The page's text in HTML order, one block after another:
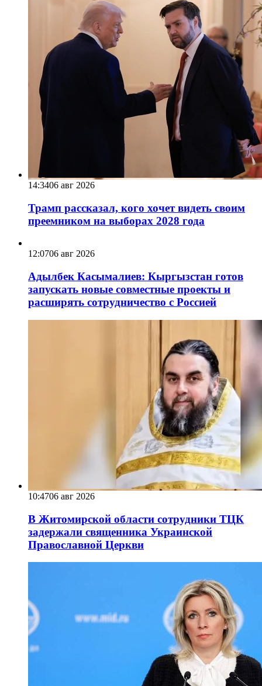
14:3406 авг 2026
Трамп рассказал, кого хочет видеть своим
преемником на выборах 2028 года
12:0706 авг 2026
Адылбек Касымалиев: Кыргызстан готов
запускать новые совместные проекты и
расширять сотрудничество с Россией
10:4706 авг 2026
В Житомирской области сотрудники ТЦК
задержали священника Украинской
Православной Церкви